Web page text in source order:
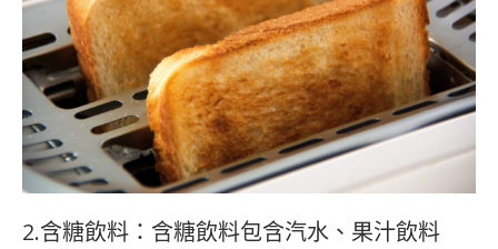
2.含糖飲料：含糖飲料包含汽水、果汁飲料